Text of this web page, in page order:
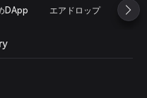
DApp エアドロップ DeFi